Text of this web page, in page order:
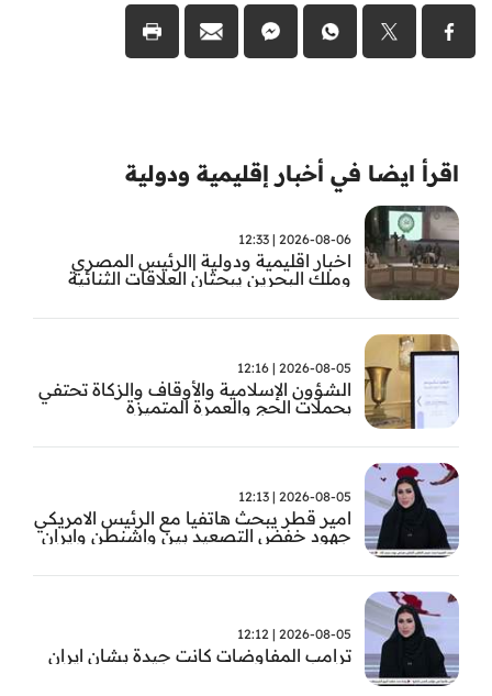
اقرأ ايضا في أخبار إقليمية ودولية
2026-08-06 | 12:33
اخبار اقليمية ودولية |الرئيس المصري
وملك البحرين يبحثان العلاقات الثنائية
2026-08-05 | 12:16
الشؤون الإسلامية والأوقاف والزكاة تحتفي
بحملات الحج والعمرة المتميزة
2026-08-05 | 12:13
امير قطر يبحث هاتفيا مع الرئيس الامريكي
جهود خفض التصعيد بين واشنطن وايران
2026-08-05 | 12:12
ترامب المفاوضات كانت جيدة بشان ايران